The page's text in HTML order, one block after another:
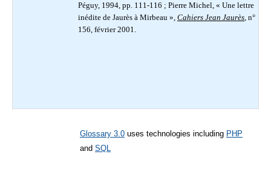
Péguy, 1994, pp. 111-116 ; Pierre Michel, « Une lettre
inédite de Jaurès à Mirbeau », Cahiers Jean Jaurès, n°
156, février 2001.
Glossary 3.0 uses technologies including PHP
and SQL